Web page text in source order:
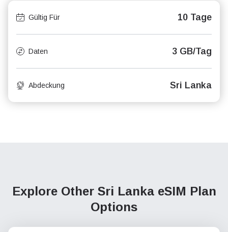
Gültig Für 10 Tage
Daten 3 GB/Tag
Abdeckung Sri Lanka
Explore Other Sri Lanka eSIM Plan
Options